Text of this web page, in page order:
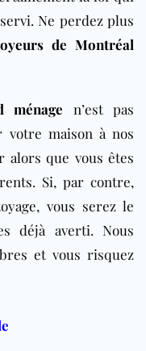
Ne perdez plus
de Montréal
ménage n’est pas
votre maison à nos
alors que vous êtes
Si, par contre,
vous serez le
déjà averti. Nous
et vous risquez